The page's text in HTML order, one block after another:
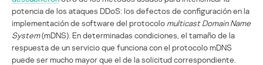
potencia de los ataques DDoS: los defectos de configuración en la
implementación de software del protocolo multicast Domain Name
System(mDNS). En determinadas condiciones, el tamaño de la
respuesta de un servicio que funciona con el protocolo mDNS
puede ser mucho mayor que el de la solicitud correspondiente.